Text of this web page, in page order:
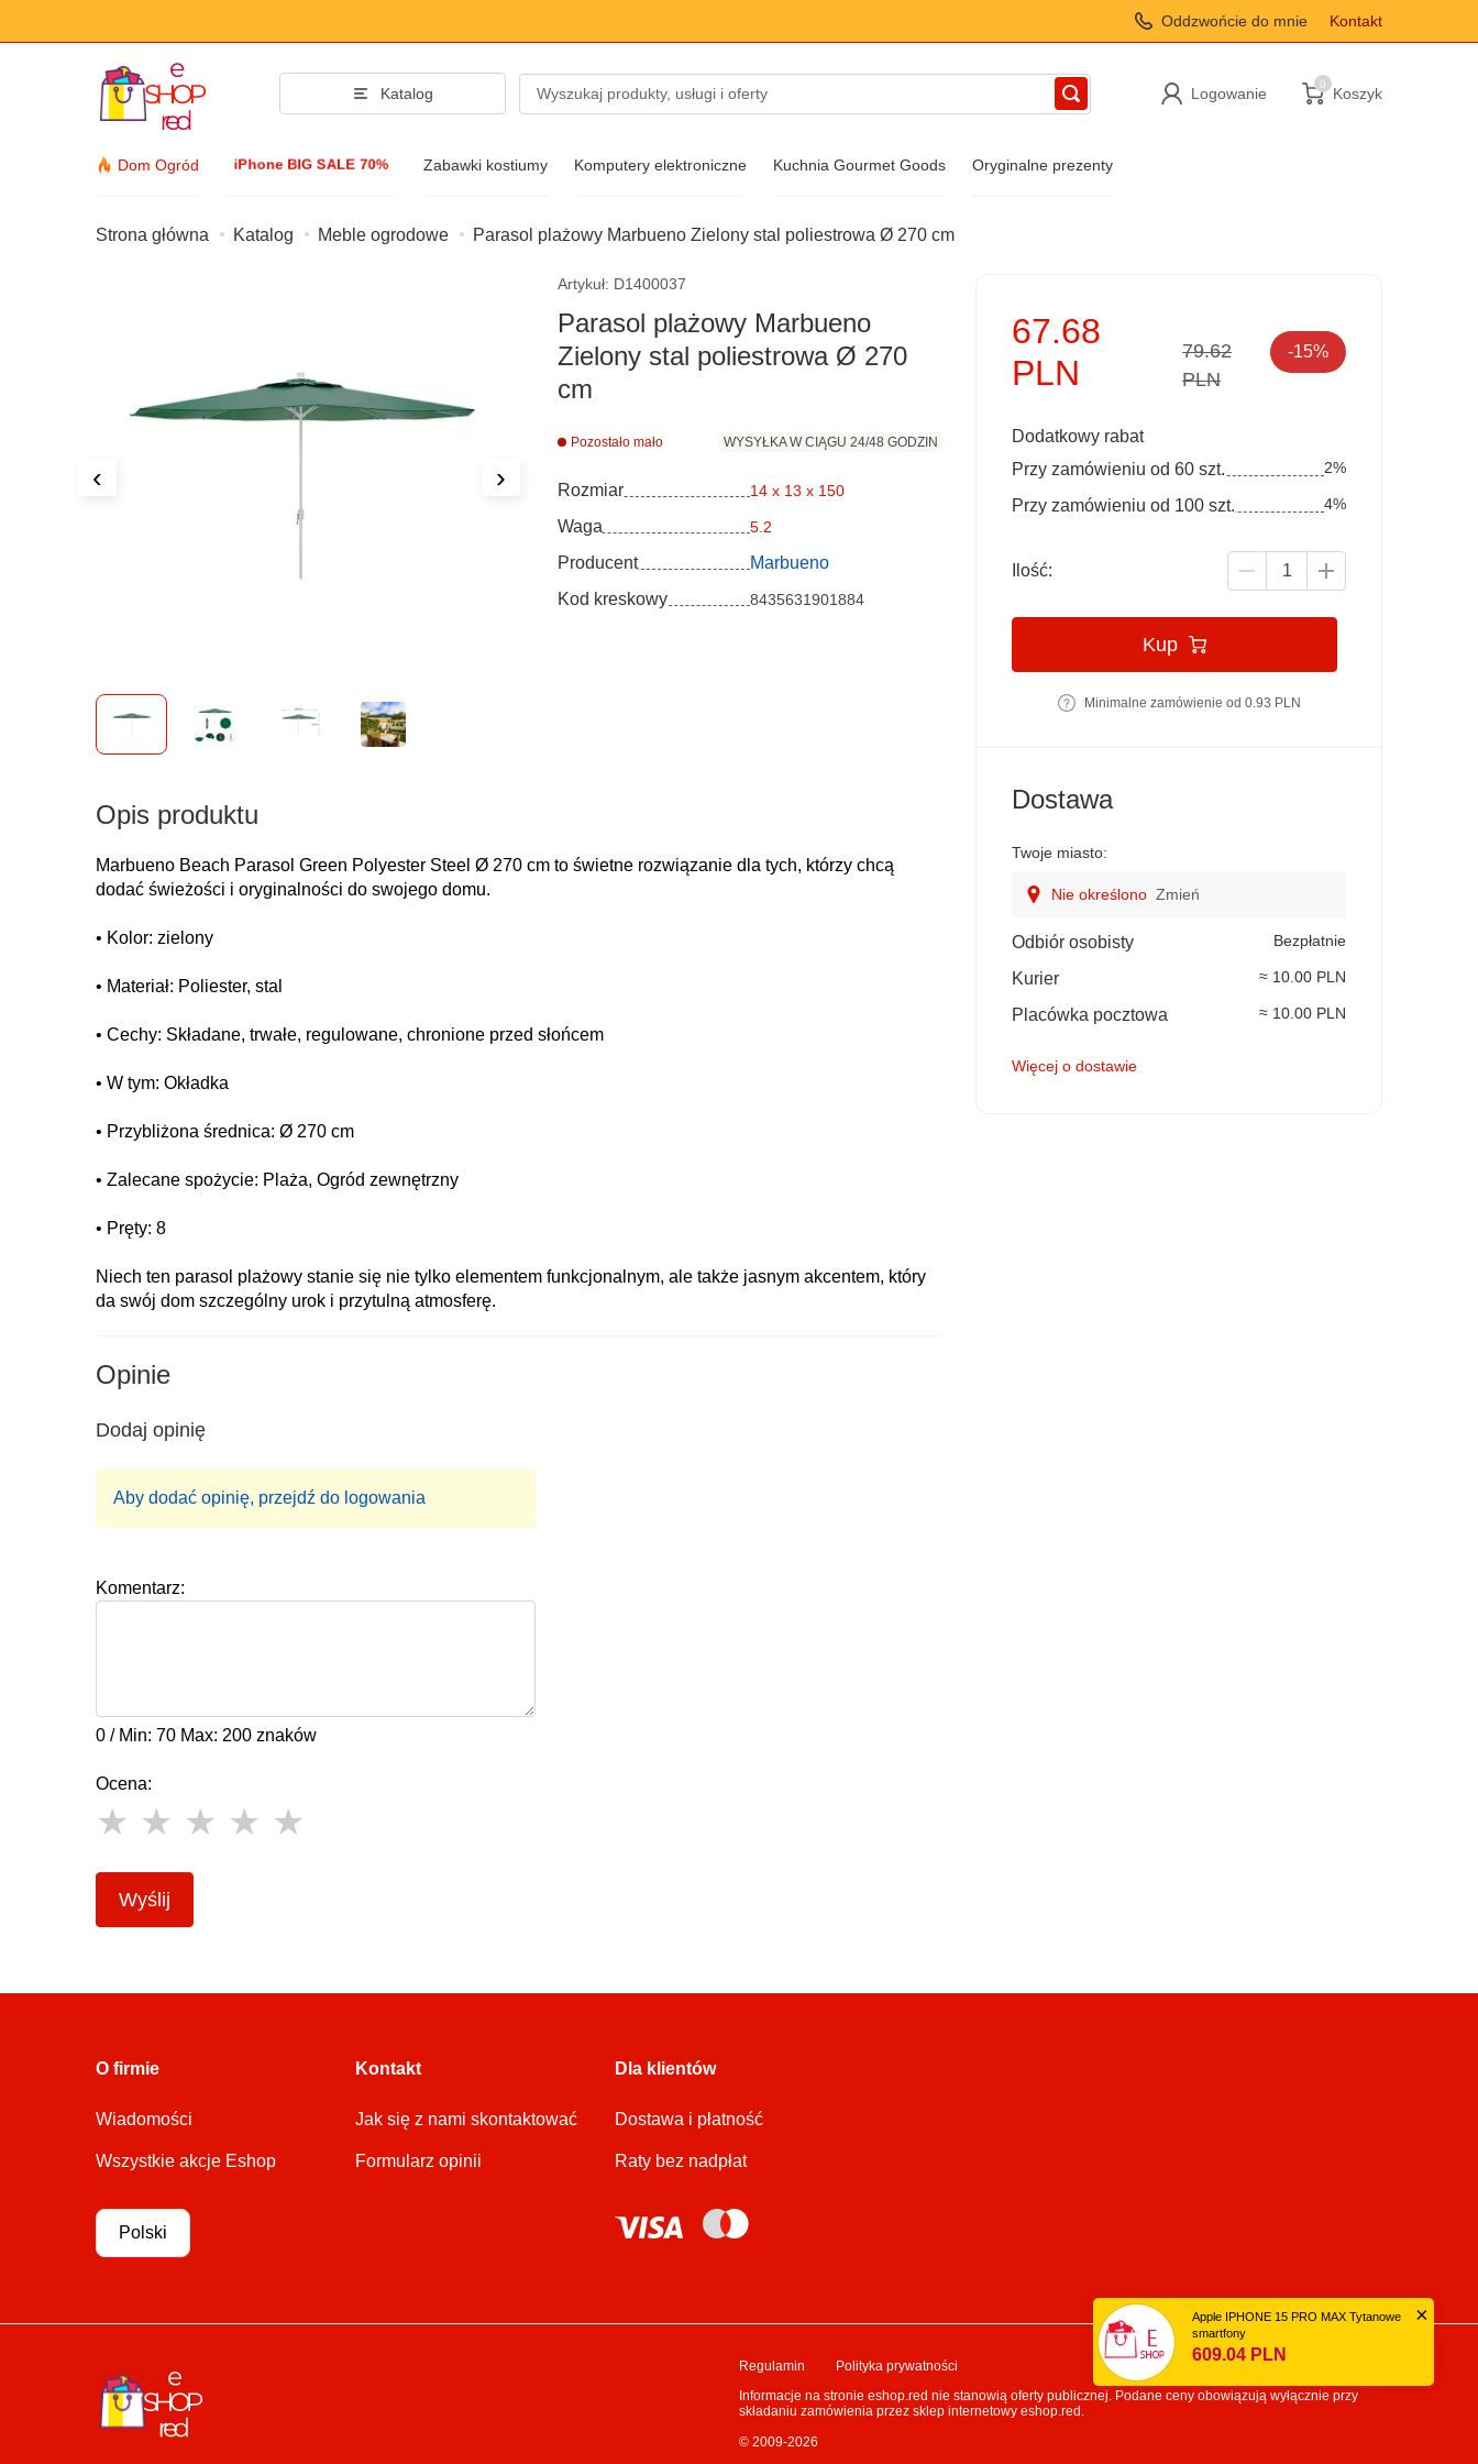
Oddzwońcie do mnie Kontakt
Katalog Logowanie
0
Koszyk
Dom Ogród iPhone BIG SALE 70% Zabawki kostiumy Komputery elektroniczne Kuchnia Gourmet Goods Oryginalne prezenty
Akcesoria do mody
Biżuteria
Strona główna Katalog Meble ogrodowe Parasol plażowy Marbueno Zielony stal poliestrowa Ø 270 cm
‹ ›
Artykuł: D1400037
Parasol plażowy Marbueno
Zielony stal poliestrowa Ø 270
cm
Pozostało mało WYSYŁKA W CIĄGU 24/48 GODZIN
Rozmiar 14 x 13 x 150
Waga 5.2
Producent
Marbueno
Kod kreskowy
8435631901884
Opis produktu
Marbueno Beach Parasol Green Polyester Steel Ø 270 cm to świetne rozwiązanie dla tych, którzy chcą
dodać świeżości i oryginalności do swojego domu.
• Kolor: zielony
• Materiał: Poliester, stal
• Cechy: Składane, trwałe, regulowane, chronione przed słońcem
• W tym: Okładka
• Przybliżona średnica: Ø 270 cm
• Zalecane spożycie: Plaża, Ogród zewnętrzny
• Pręty: 8
Niech ten parasol plażowy stanie się nie tylko elementem funkcjonalnym, ale także jasnym akcentem, który
da swój dom szczególny urok i przytulną atmosferę.
Opinie
Dodaj opinię
Aby dodać opinię, przejdź do logowania
Komentarz:
0 / Min: 70 Max: 200 znaków
Ocena:
Wyślij
67.68
PLN
79.62
PLN
-15%
Dodatkowy rabat
Przy zamówieniu od 60 szt.
2%
Przy zamówieniu od 100 szt. 4%
Ilość:
Kup
Minimalne zamówienie od 0.93 PLN
Dostawa
Twoje miasto:
Nie określono Zmień
Odbiór osobisty Bezpłatnie
Kurier ≈ 10.00 PLN
Placówka pocztowa ≈ 10.00 PLN
Więcej o dostawie
O firmie
Wiadomości
Wszystkie akcje Eshop
Polski
Kontakt
Jak się z nami skontaktować
Formularz opinii
Dla klientów
Dostawa i płatność
Raty bez nadpłat
Regulamin
Polityka prywatności
Informacje na stronie eshop.red nie stanowią oferty publicznej. Podane ceny obowiązują wyłącznie przy
składaniu zamówienia przez sklep internetowy eshop.red.
© 2009-2026
×
Apple IPHONE 15 PRO MAX Tytanowe
smartfony
609.04 PLN